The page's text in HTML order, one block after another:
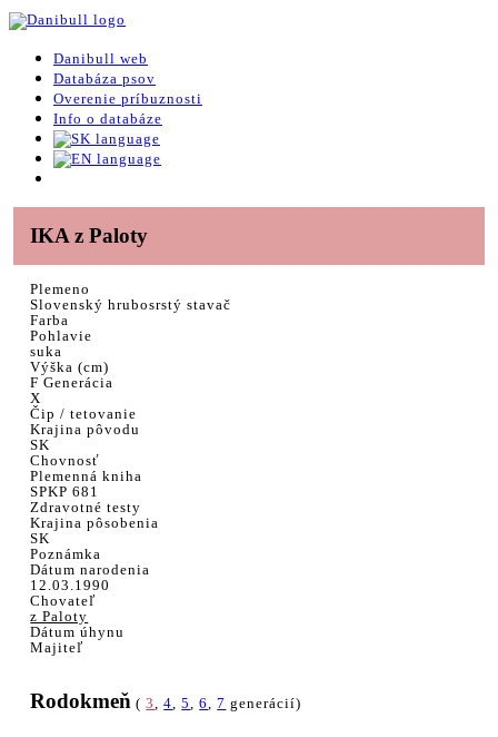
Danibull web
Databáza psov
Overenie príbuznosti
Info o databáze
IKA z Paloty
Plemeno
Slovenský hrubosrstý stavač
Farba
Pohlavie
suka
Výška (cm)
F Generácia
X
Čip / tetovanie
Krajina pôvodu
SK
Chovnosť
Plemenná kniha
SPKP 681
Zdravotné testy
Krajina pôsobenia
SK
Poznámka
Dátum narodenia
12.03.1990
Chovateľ
z Paloty
Dátum úhynu
Majiteľ
Rodokmeň (3,4,5,6,7 generácií)